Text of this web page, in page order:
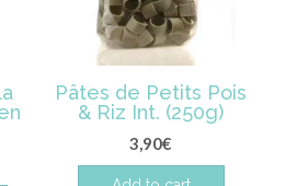
Pâtes de Petits Pois
& Riz Int. (250g)
3,90€